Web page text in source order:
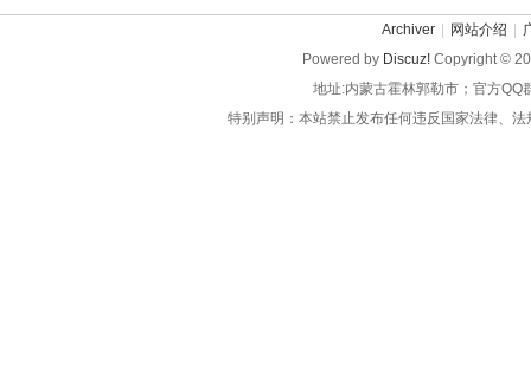
Archiver 网站介绍
Powered by Discuz! Copyright ©
地址:内蒙古霍林郭勒市；官方QQ
特别声明：本站禁止发布任何违反国家法律、